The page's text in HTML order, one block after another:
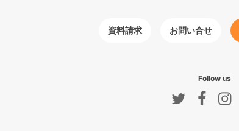
資料請求 お問い合せ
Follow us